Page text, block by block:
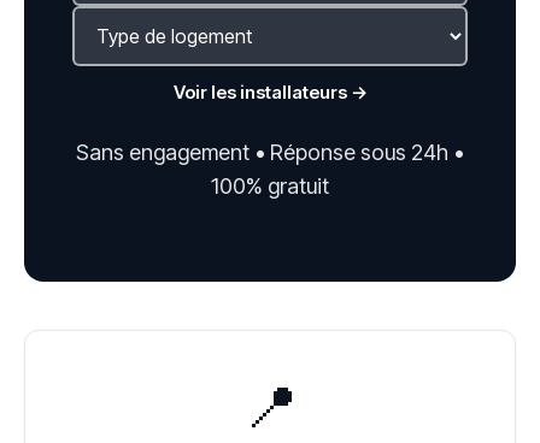
Voir les installateurs →
Sans engagement • Réponse sous 24h •
100% gratuit
📍